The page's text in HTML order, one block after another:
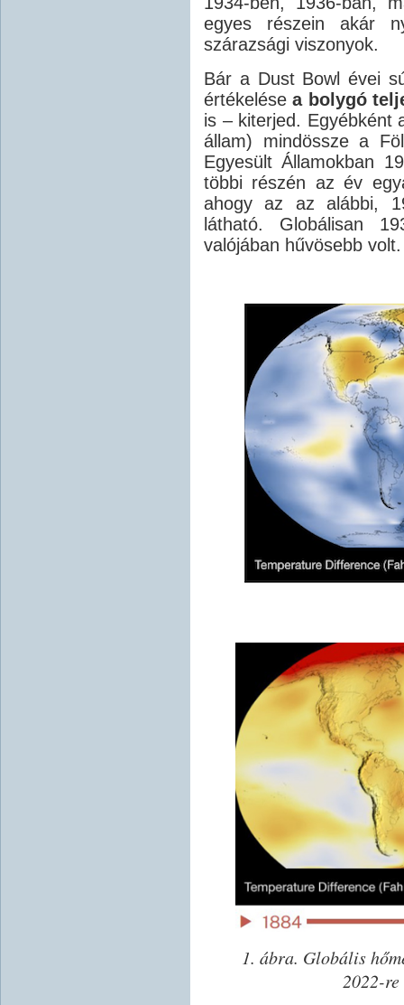
egyes részein akár
szárazsági viszonyok.
Bár a Dust Bowl évei
értékelésea bolygó
is – kiterjed. Egyébként
állam) mindössze a
Egyesült Államokban
többi részén az év
ahogy az az alábbi,
látható. Globálisan
valójában hűvösebb volt.
1. ábra. Globális
2022-